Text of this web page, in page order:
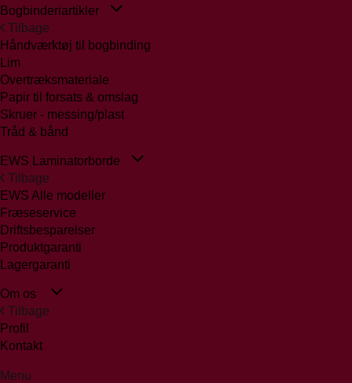
Bogbinderiartikler
Tilbage
Håndværktøj til bogbinding
Lim
Overtræksmateriale
Papir til forsats & omslag
Skruer - messing/plast
Tråd & bånd
EWS Laminatorborde
Tilbage
EWS Alle modeller
Fræseservice
Driftsbesparelser
Produktgaranti
Lagergaranti
Om os
Tilbage
Profil
Kontakt
Menu